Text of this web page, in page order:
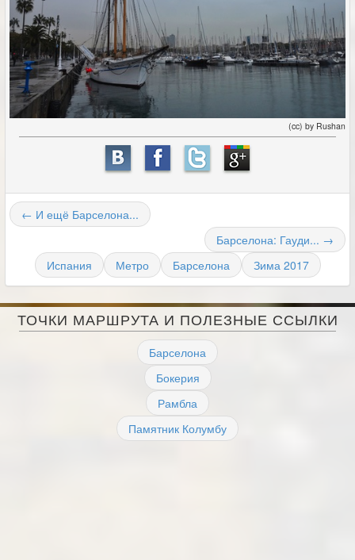
(cc) by Rushan
← И ещё Барселона...
Барселона: Гауди... →
Испания
Метро Барселона Зима 2017
ТОЧКИ МАРШРУТА И ПОЛЕЗНЫЕ ССЫЛКИ
Барселона
Бокерия
Рамбла
Памятник Колумбу